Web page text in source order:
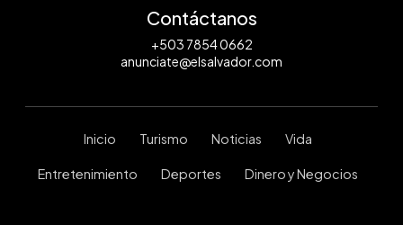
Contáctanos
+503 7854 0662
anunciate@elsalvador.com
Inicio Turismo Noticias Vida
Entretenimiento Deportes Dinero y Negocios